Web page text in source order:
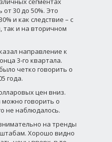
30 до 50%. Это
и как следствие – с
так и на вторичном
направление к
3-го квартала.
четко говорить о
года.
цен вниз.
можно говорить о
не наблюдалось.
на тренды
Хорошо видно